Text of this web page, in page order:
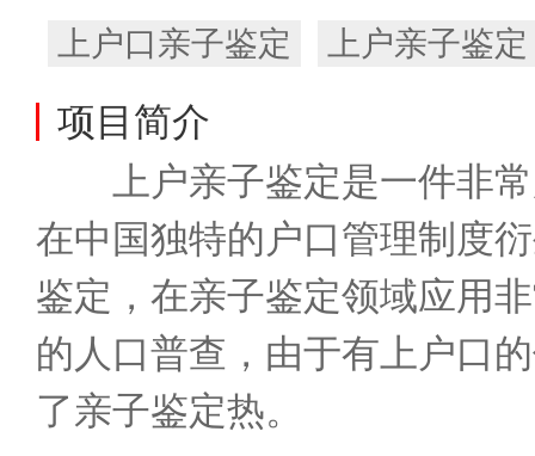
上户口亲子鉴定 上户亲子鉴定
项目简介
上户亲子鉴定是一件非常
在中国独特的户口管理制度
鉴定，在亲子鉴定领域应用
的人口普查，由于有上户口
了亲子鉴定热。